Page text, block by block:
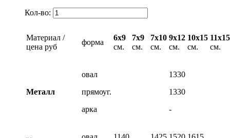
Кол-во:
Материал /
цена руб
форма
6х9
см.
7х9
см.
7х10
см.
9х12
см.
10х15
см.
11х15
см.
Металл
овал
прямоуг.
арка
1330
1330
-